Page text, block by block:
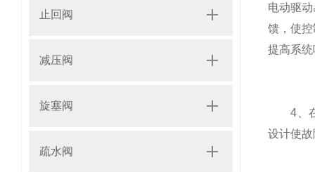
止回阀
减压阀
旋塞阀
疏水阀
电动驱
馈，使
提高系
4、在
设计使